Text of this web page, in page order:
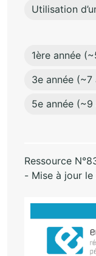
Utilisation
1ère année
3e année (~7
5e année (~9
Ressource
- Mise à jour le